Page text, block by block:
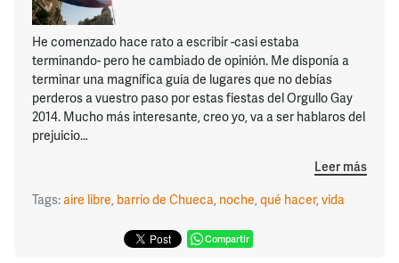
He comenzado hace rato a escribir -casi estaba
terminando- pero he cambiado de opinión. Me disponía a
terminar una magnífica guía de lugares que no debías
perderos a vuestro paso por estas fiestas del Orgullo Gay
2014. Mucho más interesante, creo yo, va a ser hablaros del
prejuicio…
Leer más
Tags:aire libre, barrio de Chueca, noche,qué hacer,vida
Compartir